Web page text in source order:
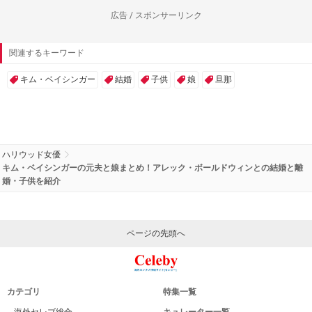
広告 / スポンサーリンク
関連するキーワード
キム・ベイシンガー 結婚 子供 娘 旦那
ハリウッド女優
キム・ベイシンガーの元夫と娘まとめ！アレック・ボールドウィンとの結婚と離
婚・子供を紹介
ページの先頭へ
カテゴリ 特集一覧